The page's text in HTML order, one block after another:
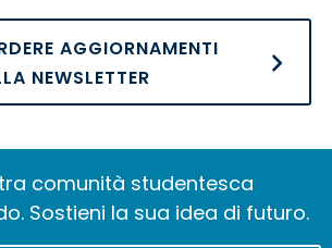
AGGIORNAMENTI
NEWSLETTER
comunità studentesca
Sostieni la sua idea di futuro.